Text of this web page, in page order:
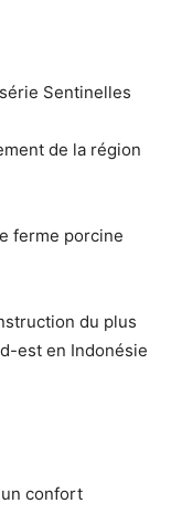
Sentinelles
de la région
ferme porcine
du plus
est en Indonésie
confort